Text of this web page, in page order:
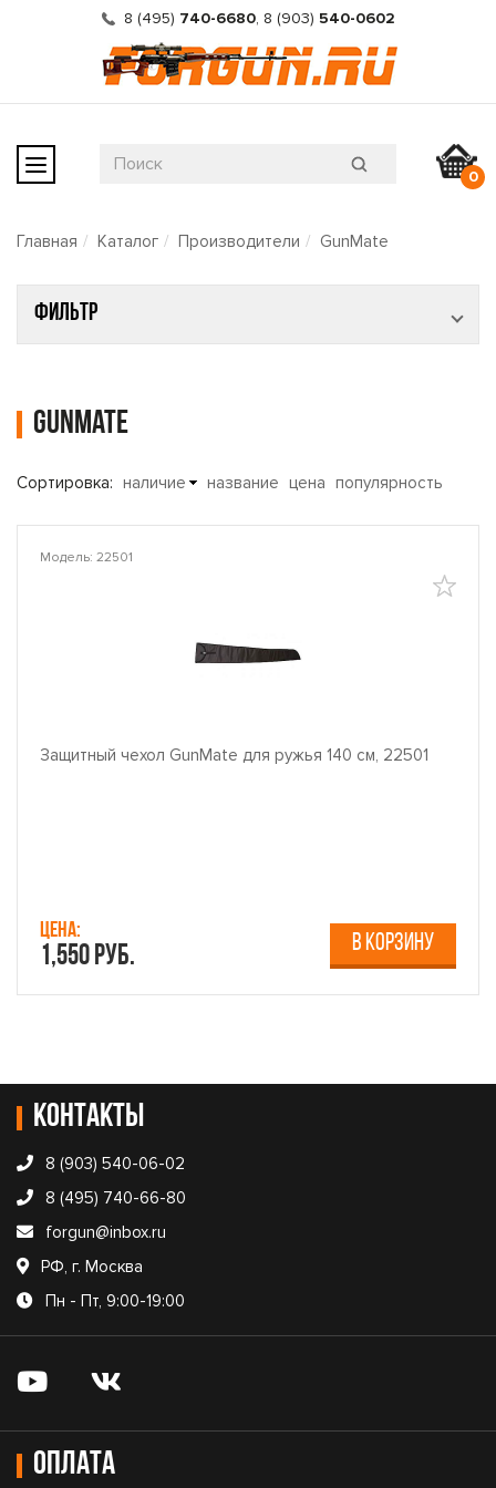
8 (495) 740-6680, 8 (903) 540-0602
0
Главная Каталог Производители GunMate
GunMate
Сортировка: наличие название цена популярность
Модель: 22501
Защитный чехол GunMate для ружья 140 см, 22501
Цена:
1,550 руб. В КОРЗИНУ
Фильтр
Контакты
8 (903) 540-06-02
8 (495) 740-66-80
forgun@inbox.ru
РФ, г. Москва
Пн - Пт, 9:00-19:00
Оплата